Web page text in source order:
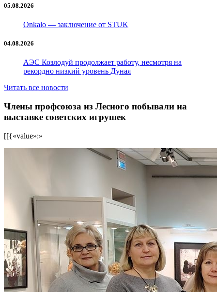
05.08.2026
Onkalo — заключение от STUK
04.08.2026
АЭС Козлодуй продолжает работу, несмотря на
рекордно низкий уровень Дуная
Читать все новости
Члены профсоюза из Лесного побывали на
выставке советских игрушек
[[{«value»:»